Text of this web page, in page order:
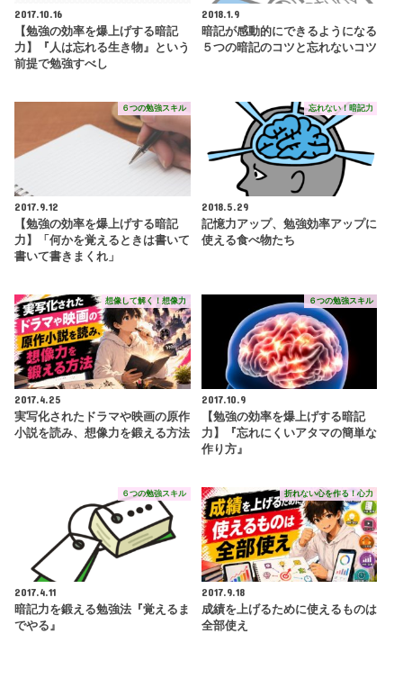
2017.10.16
【勉強の効率を爆上げする暗記
力】『人は忘れる生き物』という
前提で勉強すべし
2018.1.9
暗記が感動的にできるようになる
５つの暗記のコツと忘れないコツ
６つの勉強スキル
2017.9.12
【勉強の効率を爆上げする暗記
力】「何かを覚えるときは書いて
書いて書きまくれ」
忘れない！暗記力
2018.5.29
記憶力アップ、勉強効率アップに
使える食べ物たち
想像して解く！想像力
2017.4.25
実写化されたドラマや映画の原作
小説を読み、想像力を鍛える方法
６つの勉強スキル
2017.10.9
【勉強の効率を爆上げする暗記
力】『忘れにくいアタマの簡単な
作り方』
６つの勉強スキル
2017.4.11
暗記力を鍛える勉強法『覚えるま
でやる』
折れない心を作る！心力
2017.9.18
成績を上げるために使えるものは
全部使え